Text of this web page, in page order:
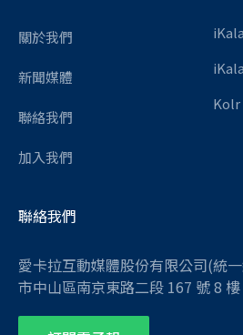
關於我們
新聞媒體
聯絡我們
加入我們
Kolr
聯絡我們
愛卡拉互動媒體股份有限公司(統
市中山區南京東路二段 167 號 8